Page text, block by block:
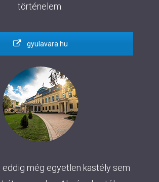
történelem.
gyulavara.hu
eddig még egyetlen kastély sem